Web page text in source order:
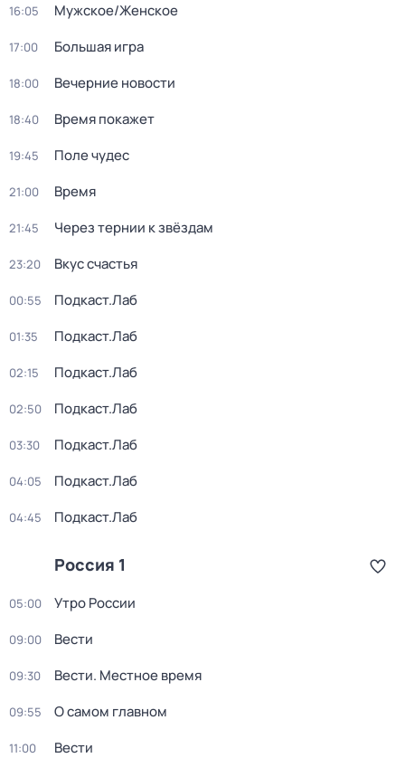
16:05 Мужское/Женское
17:00 Большая игра
18:00 Вечерние новости
18:40 Время покажет
19:45 Поле чудес
21:00 Время
21:45 Через тернии к звёздам
23:20 Вкус счастья
00:55 Подкаст.Лаб
01:35 Подкаст.Лаб
02:15 Подкаст.Лаб
02:50 Подкаст.Лаб
03:30 Подкаст.Лаб
04:05 Подкаст.Лаб
04:45 Подкаст.Лаб
Россия 1
05:00 Утро России
09:00 Вести
09:30 Вести. Местное время
09:55 О самом главном
11:00 Вести